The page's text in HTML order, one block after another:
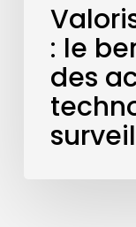
: le
des